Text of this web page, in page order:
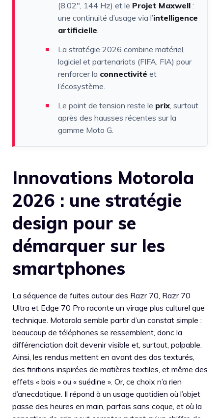
(8,02″, 144 Hz) et le Projet Maxwell :
une continuité d’usage via l’intelligence
artificielle.
La stratégie 2026 combine matériel,
logiciel et partenariats (FIFA, FIA) pour
renforcer la connectivité et
l’écosystème.
Le point de tension reste le prix, surtout
après des hausses récentes sur la
gamme Moto G.
Innovations Motorola
2026 : une stratégie
design pour se
démarquer sur les
smartphones
La séquence de fuites autour des Razr 70, Razr 70
Ultra et Edge 70 Pro raconte un virage plus culturel que
technique. Motorola semble partir d’un constat simple :
beaucoup de téléphones se ressemblent, donc la
différenciation doit devenir visible et, surtout, palpable.
Ainsi, les rendus mettent en avant des dos texturés,
des finitions inspirées de matières textiles, et même des
effets « bois » ou « suédine ». Or, ce choix n’a rien
d’anecdotique. Il répond à un usage quotidien où l’objet
passe des heures en main, parfois sans coque, et où la